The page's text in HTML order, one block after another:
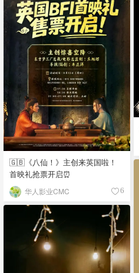
🇬🇧《八仙！》主创来英国啦！
首映礼抢票开启⏰
华人影业CMC 6